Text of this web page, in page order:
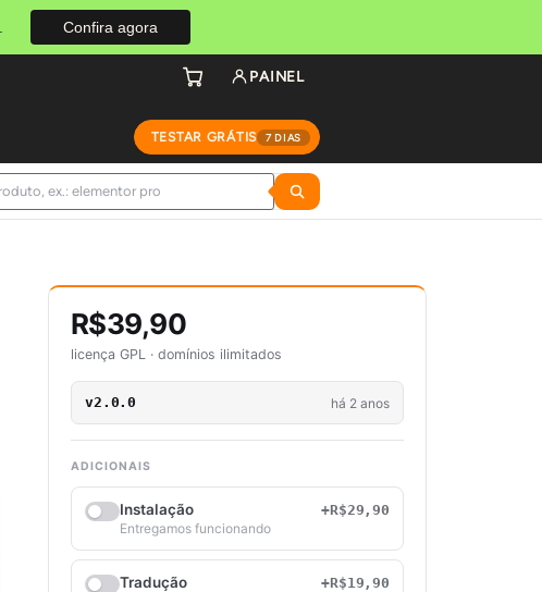
Confira agora
TESTAR GRÁTIS 7 DIAS
PAINEL
R$39,90
licença GPL · domínios ilimitados
v2.0.0 há 2 anos
ADICIONAIS
Instalação
+R$29,90
Entregamos funcionando
Tradução
+R$19,90